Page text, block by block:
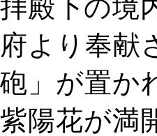
拝殿下の境
府より奉献
砲」が置か
紫陽花が満